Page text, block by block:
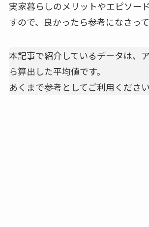
実家暮らしのメリットやエピソー
すので、良かったら参考になさって
本記事で紹介しているデータは、
ら算出した平均値です。
あくまで参考としてご利用ください